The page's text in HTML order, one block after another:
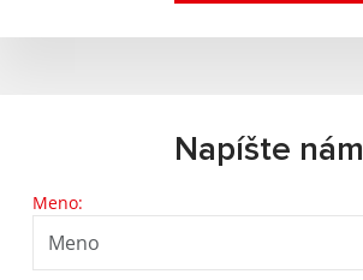
Napíšte nám
Meno: